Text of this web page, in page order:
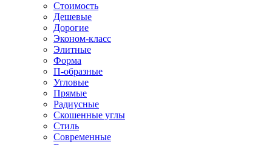
Стоимость
Дешевые
Дорогие
Эконом-класс
Элитные
Форма
П-образные
Угловые
Прямые
Радиусные
Скошенные углы
Стиль
Современные